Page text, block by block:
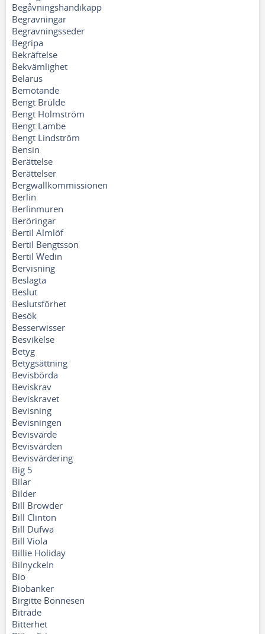
Begåvningshandikapp
Begravningar
Begravningsseder
Begripa
Bekräftelse
Bekvämlighet
Belarus
Bemötande
Bengt Brülde
Bengt Holmström
Bengt Lambe
Bengt Lindström
Bensin
Berättelse
Berättelser
Bergwallkommissionen
Berlin
Berlinmuren
Beröringar
Bertil Almlöf
Bertil Bengtsson
Bertil Wedin
Bervisning
Beslagta
Beslut
Beslutsförhet
Besök
Besserwisser
Besvikelse
Betyg
Betygsättning
Bevisbörda
Beviskrav
Beviskravet
Bevisning
Bevisningen
Bevisvärde
Bevisvärden
Bevisvärdering
Big 5
Bilar
Bilder
Bill Browder
Bill Clinton
Bill Dufwa
Bill Viola
Billie Holiday
Bilnyckeln
Bio
Biobanker
Birgitte Bonnesen
Biträde
Bitterhet